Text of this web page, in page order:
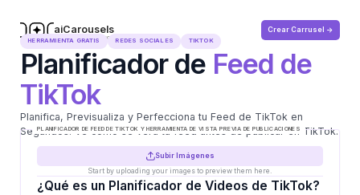
aiCarousels
.com
Crear Carrusel ->
HERRAMIENTA GRATIS REDES SOCIALES TIKTOK
Planificador de Feed de
TikTok
Planifica, Previsualiza y Perfecciona tu Feed de TikTok en
Segundos. Ve cómo se verá tu feed antes de publicar en TikTok.
PLANIFICADOR DE FEED DE TIKTOK Y HERRAMIENTA DE VISTA PREVIA DE PUBLICACIONES
Subir Imágenes
¿Qué es un Planificador de Videos de TikTok?